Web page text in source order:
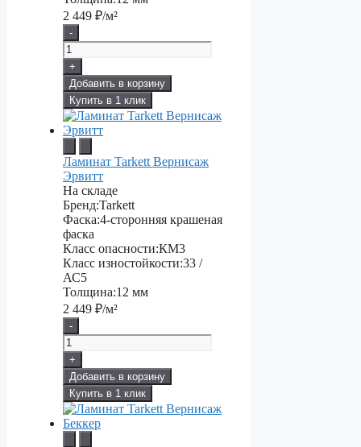
2 449 ₽/м²
-
+
Добавить в корзину
Купить в 1 клик
Ламинат Tarkett Вернисаж
Эрвитт
На складе
Бренд:Tarkett
Фаска:4-сторонняя крашеная
фаска
Класс опасности:КМ3
Класс изностойкости:33 /
АС5
Толщина:12 мм
2 449 ₽/м²
-
+
Добавить в корзину
Купить в 1 клик